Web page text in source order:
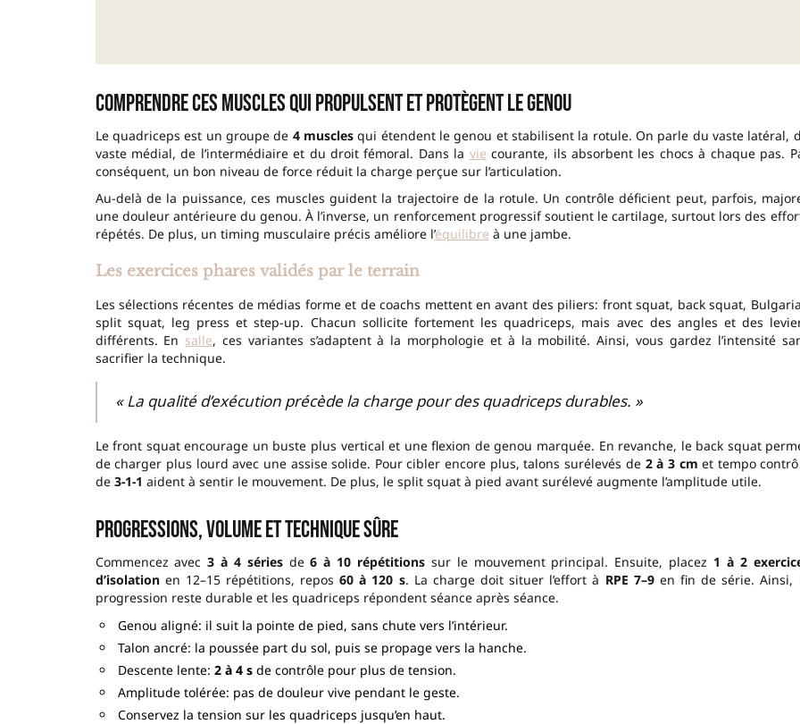
Comprendre ces muscles qui propulsent et protègent le genou
Le quadriceps est un groupe de 4 musclesqui étendent le genou et stabilisent la rotule. On parle du vaste latéral,
vaste médial, de l’intermédiaire et du droit fémoral. Dans la vie courante, ils absorbent les chocs à chaque pas.
conséquent, un bon niveau de force réduit la charge perçue sur l’articulation.
Au-delà de la puissance, ces muscles guident la trajectoire de la rotule. Un contrôle déficient peut, parfois,
une douleur antérieure du genou. À l’inverse, un renforcement progressif soutient le cartilage, surtout lors des
répétés. De plus, un timing musculaire précis améliore l’équilibre à une jambe.
Les exercices phares validés par le terrain
Les sélections récentes de médias forme et de coachs mettent en avant des piliers: front squat, back squat,
split squat, leg press et step-up. Chacun sollicite fortement les quadriceps, mais avec des angles et des
différents. En salle, ces variantes s’adaptent à la morphologie et à la mobilité. Ainsi, vous gardez l’intensité
sacrifier la technique.
« La qualité d’exécution précède la charge pour des quadriceps durables. »
Le front squat encourage un buste plus vertical et une flexion de genou marquée. En revanche, le back squat
de charger plus lourd avec une assise solide. Pour cibler encore plus, talons surélevés de 2 à 3 cm et tempo
de 3-1-1 aident à sentir le mouvement. De plus, le split squat à pied avant surélevé augmente l’amplitude utile.
Progressions, volume et technique sûre
Commencez avec3 à 4 sériesde6 à 10 répétitions sur le mouvement principal. Ensuite, placez 1 à 2
d’isolationen 12–15 répétitions, repos60 à 120 s. La charge doit situer l’effort à RPE 7–9en fin de série. Ainsi,
progression reste durable et les quadriceps répondent séance après séance.
Genou aligné: il suit la pointe de pied, sans chute vers l’intérieur.
Talon ancré: la poussée part du sol, puis se propage vers la hanche.
Descente lente: 2 à 4 sde contrôle pour plus de tension.
Amplitude tolérée: pas de douleur vive pendant le geste.
Conservez la tension sur les quadriceps jusqu’en haut.